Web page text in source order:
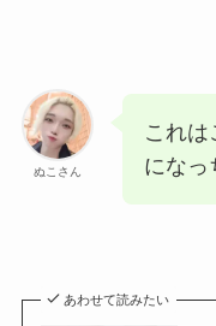
ぬこさん
これは
になっ
あわせて読みたい